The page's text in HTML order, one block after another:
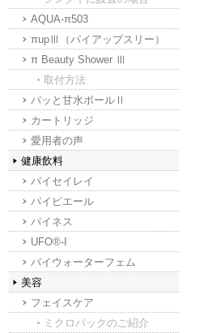
AQUA-π503
πupⅢ（パイアップスリー）
π Beauty Shower Ⅲ
取付方法
パッと甘水ボールⅡ
カートリッジ
愛用者の声
健康飲料
パイセイレイ
パイピエール
パイネス
UFO®-I
パイウォーターフェム
美容
フェイスケア
ミクロパックのご紹介